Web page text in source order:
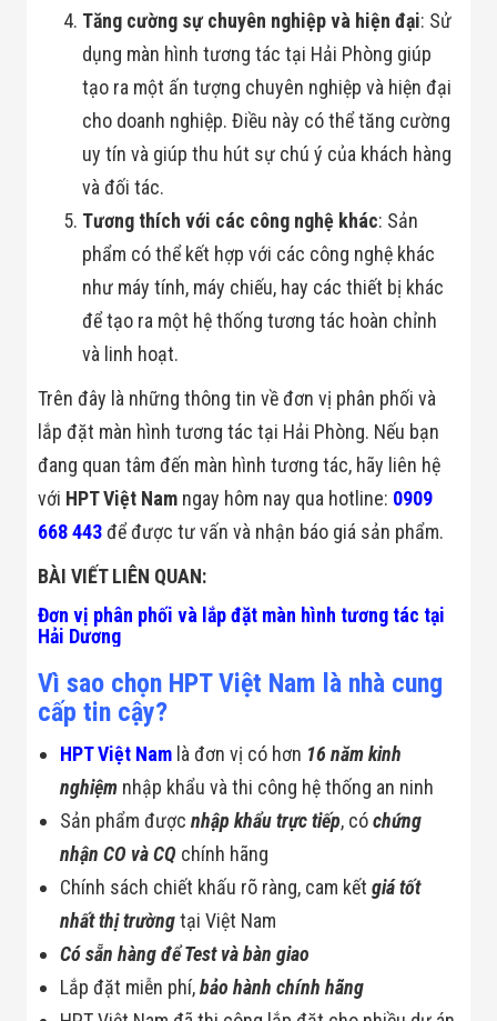
Tăng cường sự chuyên nghiệp và hiện đại: Sử
dụng màn hình tương tác tại Hải Phòng giúp
tạo ra một ấn tượng chuyên nghiệp và hiện đại
cho doanh nghiệp. Điều này có thể tăng cường
uy tín và giúp thu hút sự chú ý của khách hàng
và đối tác.
Tương thích với các công nghệ khác: Sản
phẩm có thể kết hợp với các công nghệ khác
như máy tính, máy chiếu, hay các thiết bị khác
để tạo ra một hệ thống tương tác hoàn chỉnh
và linh hoạt.
Trên đây là những thông tin về đơn vị phân phối và
lắp đặt màn hình tương tác tại Hải Phòng. Nếu bạn
đang quan tâm đến màn hình tương tác, hãy liên hệ
với HPT Việt Nam ngay hôm nay qua hotline: 0909
668 443để được tư vấn và nhận báo giá sản phẩm.
BÀI VIẾT LIÊN QUAN:
Đơn vị phân phối và lắp đặt màn hình tương tác tại
Hải Dương
Vì sao chọn HPT Việt Nam là nhà cung
cấp tin cậy?
HPT Việt Nam là đơn vị có hơn 16 năm kinh
nghiệm nhập khẩu và thi công hệ thống an ninh
Sản phẩm đượcnhập khẩu trực tiếp, cóchứng
nhận CO và CQ chính hãng
Chính sách chiết khấu rõ ràng, cam kếtgiá tốt
nhất thị trườngtại Việt Nam
Có sẵn hàng để Test và bàn giao
Lắp đặt miễn phí,bảo hành chính hãng